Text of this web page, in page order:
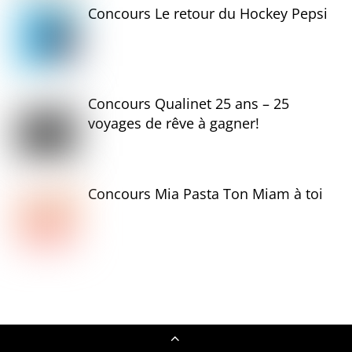
Concours Le retour du Hockey Pepsi
Concours Qualinet 25 ans – 25
voyages de rêve à gagner!
Concours Mia Pasta Ton Miam à toi